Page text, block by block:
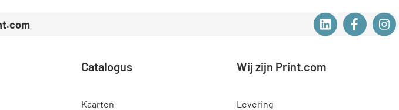
Catalogus
Kaarten
Wij zijn Print.com
Levering